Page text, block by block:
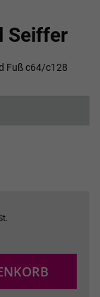
Seiffer
Fuß c64/c128